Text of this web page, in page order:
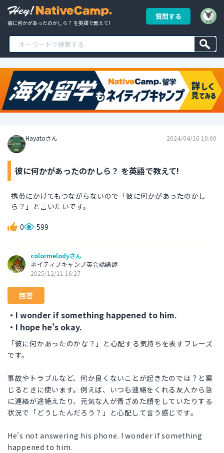
彼に何かがあったのかしら？ を英語で教えて!
質問する
Hayatoさん 2024/04/16 10:00
彼に何かがあったのかしら？ を英語で教えて!
携帯にかけてもつながらないので「彼に何かがあったのかし
ら？」と言いたいです。
0 599
colormelodyさん
ネイティブキャンプ英会話講師
2025/12/11 16:27
回答
・I wonder if something happened to him.
・I hope he's okay.
「彼に何かあったのかな？」と心配する気持ちを表すフレーズ
です。
事故やトラブルなど、何か良くないことが起きたのでは？と案
じるときに使います。例えば、いつも連絡をくれる友人から急
に連絡が途絶えたり、元気な人が青ざめた顔をしていたりする
状況で「どうしたんだろう？」と心配して言う感じです。
He's not answering his phone. I wonder if something
happened to him.